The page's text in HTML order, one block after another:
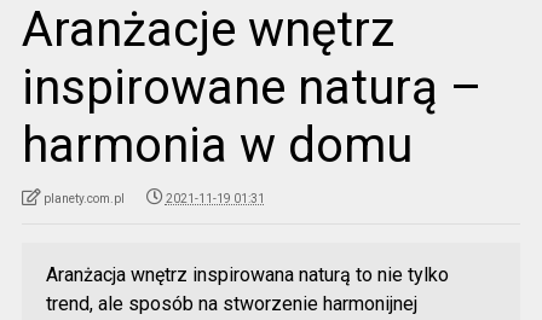
Aranżacje wnętrz
inspirowane naturą –
harmonia w domu
planety.com.pl 2021-11-19 01:31
Aranżacja wnętrz inspirowana naturą to nie tylko
trend, ale sposób na stworzenie harmonijnej